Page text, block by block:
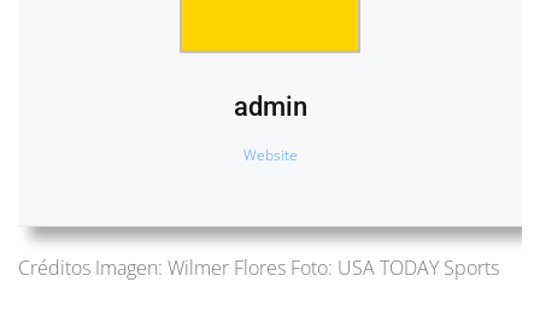
admin
Website
Créditos Imagen: Wilmer Flores Foto: USA TODAY Sports